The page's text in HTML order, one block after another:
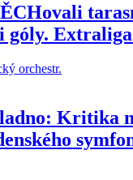
góly.
Kritika